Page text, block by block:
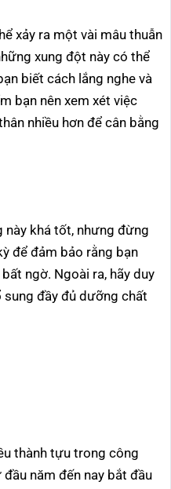
xảy ra một vài mâu thuẫn
xung đột này có thể
biết cách lắng nghe và
bạn nên xem xét việc
nhiều hơn để cân bằng
này khá tốt, nhưng đừng
để đảm bảo rằng bạn
ngờ. Ngoài ra, hãy duy
đầy đủ dưỡng chất
thành tựu trong công
năm đến nay bắt đầu